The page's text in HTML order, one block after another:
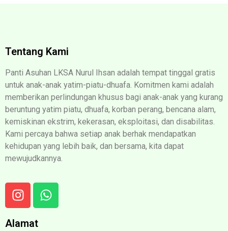
Tentang Kami
Panti Asuhan LKSA Nurul Ihsan adalah tempat tinggal gratis
untuk anak-anak yatim-piatu-dhuafa. Komitmen kami adalah
memberikan perlindungan khusus bagi anak-anak yang kurang
beruntung yatim piatu, dhuafa, korban perang, bencana alam,
kemiskinan ekstrim, kekerasan, eksploitasi, dan disabilitas.
Kami percaya bahwa setiap anak berhak mendapatkan
kehidupan yang lebih baik, dan bersama, kita dapat
mewujudkannya.
Alamat